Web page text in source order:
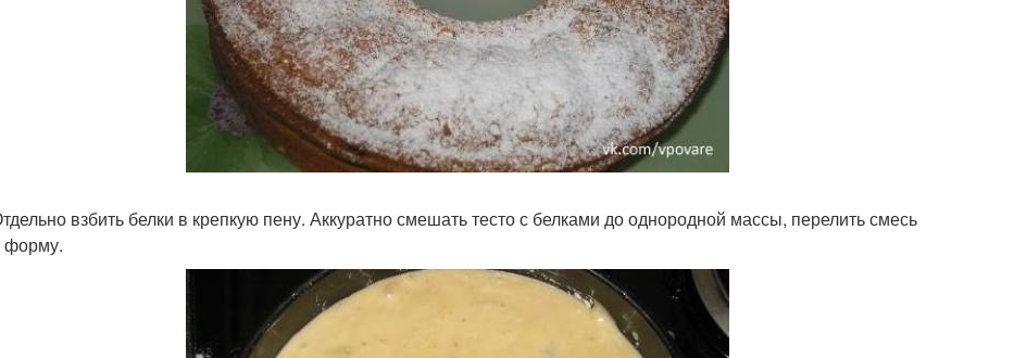
взбить белки в крепкую пену. Аккуратно смешать тесто с белками до однородной массы, перелить смесь
форму.